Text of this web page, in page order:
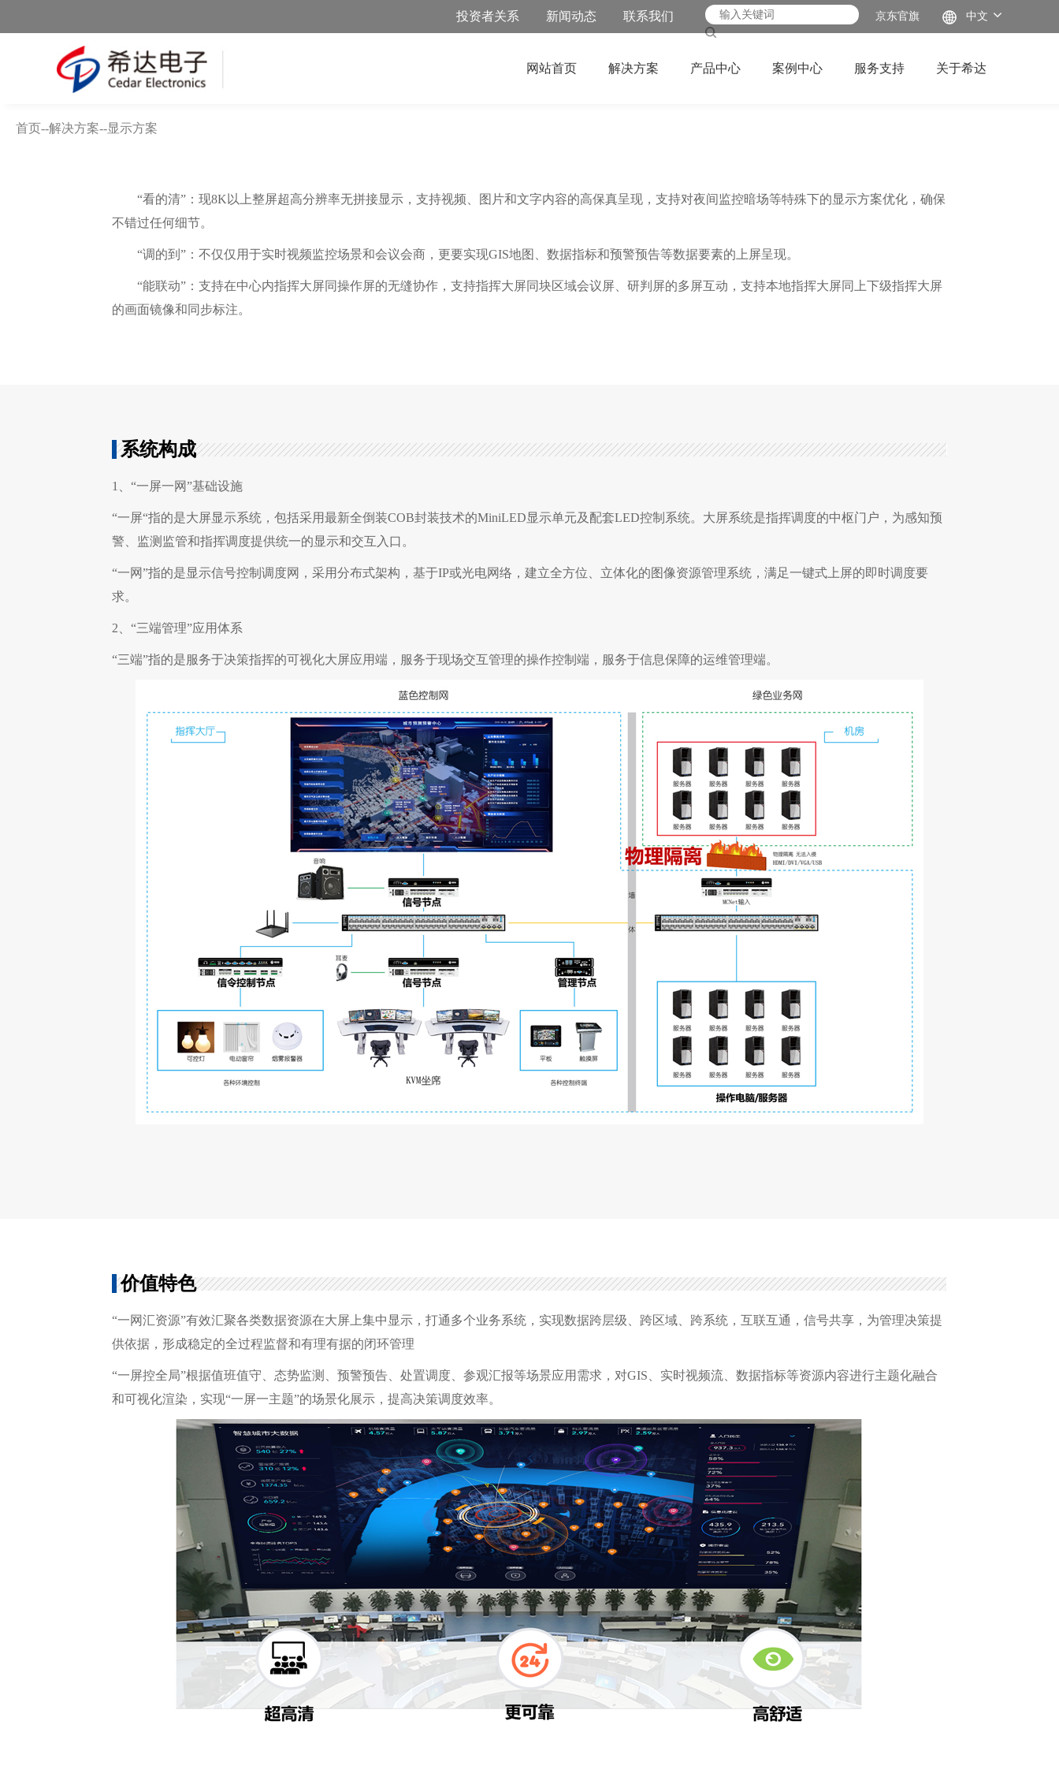
中文
京东官旗
投资者关系 新闻动态 联系我们
网站首页 解决方案 产品中心 案例中心 服务支持 关于希达
首页--解决方案--显示方案
“看的清”：现8K以上整屏超高分辨率无拼接显示，支持视频、图片和文字内容的高保真呈现，支持对夜间监控暗场等特殊下的显示方案优化，确保
不错过任何细节。
“调的到”：不仅仅用于实时视频监控场景和会议会商，更要实现GIS地图、数据指标和预警预告等数据要素的上屏呈现。
“能联动”：支持在中心内指挥大屏同操作屏的无缝协作，支持指挥大屏同块区域会议屏、研判屏的多屏互动，支持本地指挥大屏同上下级指挥大屏
的画面镜像和同步标注。
系统构成
1、“一屏一网”基础设施
“一屏“指的是大屏显示系统，包括采用最新全倒装COB封装技术的MiniLED显示单元及配套LED控制系统。大屏系统是指挥调度的中枢门户，为感知预
警、监测监管和指挥调度提供统一的显示和交互入口。
“一网”指的是显示信号控制调度网，采用分布式架构，基于IP或光电网络，建立全方位、立体化的图像资源管理系统，满足一键式上屏的即时调度要
求。
2、“三端管理”应用体系
“三端”指的是服务于决策指挥的可视化大屏应用端，服务于现场交互管理的操作控制端，服务于信息保障的运维管理端。
价值特色
“一网汇资源”有效汇聚各类数据资源在大屏上集中显示，打通多个业务系统，实现数据跨层级、跨区域、跨系统，互联互通，信号共享，为管理决策提
供依据，形成稳定的全过程监督和有理有据的闭环管理
“一屏控全局”根据值班值守、态势监测、预警预告、处置调度、参观汇报等场景应用需求，对GIS、实时视频流、数据指标等资源内容进行主题化融合
和可视化渲染，实现“一屏一主题”的场景化展示，提高决策调度效率。